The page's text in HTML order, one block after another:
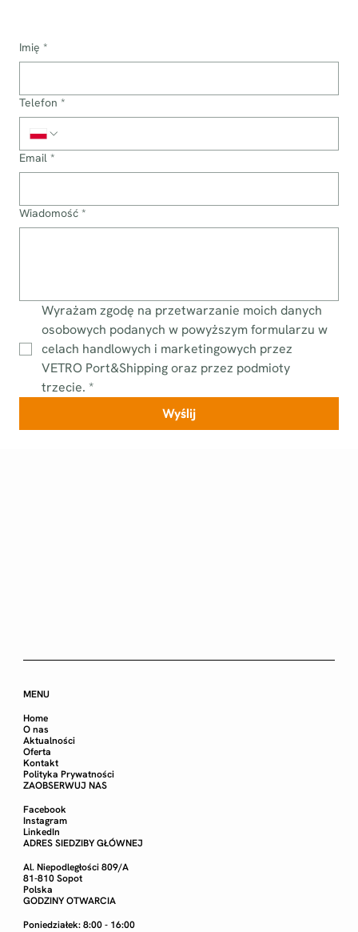
Imię *
Telefon *
Email *
Wiadomość *
Wyrażam zgodę na przetwarzanie moich danych
osobowych podanych w powyższym formularzu w
celach handlowych i marketingowych przez
VETRO Port&Shipping oraz przez podmioty
trzecie. *
Wyślij
MENU
Home
O nas
Aktualności
Oferta
Kontakt
Polityka Prywatności
ZAOBSERWUJ NAS
Facebook
Instagram
LinkedIn
ADRES SIEDZIBY GŁÓWNEJ
Al. Niepodległości 809/A
81-810 Sopot
Polska
GODZINY OTWARCIA
Poniedziałek: 8:00 - 16:00